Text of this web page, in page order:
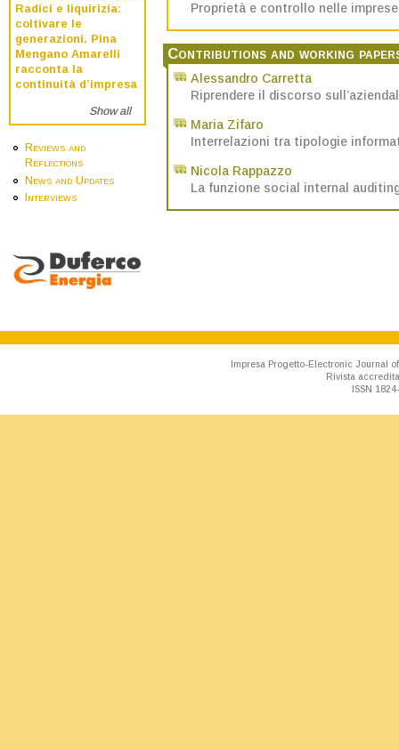
Radici e liquirizia:
coltivare le
generazioni. Pina
Mengano Amarelli
racconta la
continuità d’impresa
Show all
Reviews and
Reflections
News and Updates
Interviews
Proprietà e controllo nelle
Contributions and working
Alessandro Carretta
Riprendere il discorso
Maria Zifaro
Interrelazioni tra tipologie
Nicola Rappazzo
La funzione social internal
Impresa Progetto-Electronic Journal
Rivista
ISSN